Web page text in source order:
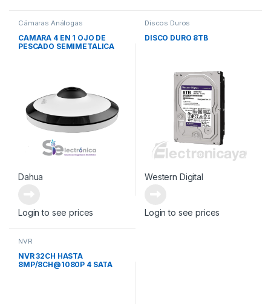
Cámaras Análogas
CAMARA 4 EN 1 OJO DE
PESCADO SEMIMETALICA
Dahua
Login to see prices
Discos Duros
DISCO DURO 8TB
Western Digital
Login to see prices
NVR
NVR 32CH HASTA
8MP/8CH@1080P 4 SATA